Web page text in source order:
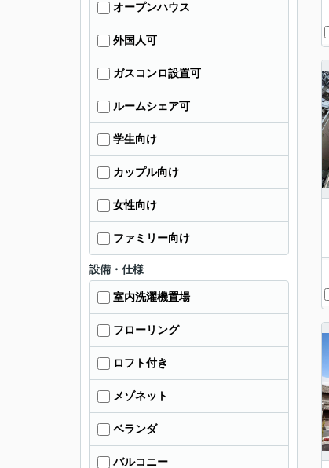
オープンハウス
外国人可
ガスコンロ設置可
ルームシェア可
学生向け
カップル向け
女性向け
ファミリー向け
設備・仕様
室内洗濯機置場
フローリング
ロフト付き
メゾネット
ベランダ
バルコニー